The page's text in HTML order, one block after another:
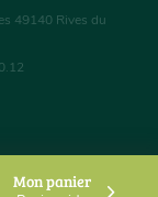
Mon panier
49140 Rives du